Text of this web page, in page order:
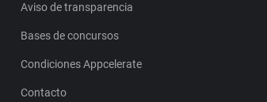
Aviso de transparencia
Bases de concursos
Condiciones Appcelerate
Contacto